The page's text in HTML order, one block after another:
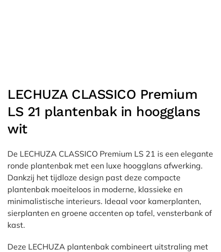
LECHUZA CLASSICO Premium
LS 21 plantenbak in hoogglans
wit
De LECHUZA CLASSICO Premium LS 21 is een elegante
ronde plantenbak met een luxe hoogglans afwerking.
Dankzij het tijdloze design past deze compacte
plantenbak moeiteloos in moderne, klassieke en
minimalistische interieurs. Ideaal voor kamerplanten,
sierplanten en groene accenten op tafel, vensterbank of
kast.
Deze LECHUZA plantenbak combineert uitstraling met